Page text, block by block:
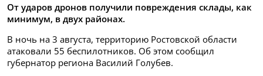
От ударов дронов получили повреждения склады, как
минимум, в двух районах.
В ночь на 3 августа, территорию Ростовской области
атаковали 55 беспилотников. Об этом сообщил
губернатор региона Василий Голубев.